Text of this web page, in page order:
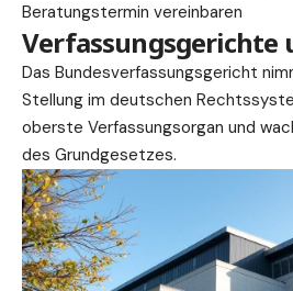
Beratungstermin vereinbaren
Verfassungsgerichte
Das Bundesverfassungsgericht
Stellung im deutschen
oberste Verfassungsorgan und
des Grundgesetzes.